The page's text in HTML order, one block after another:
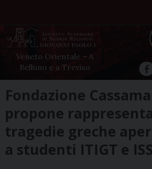
Veneto Orientale – A
Belluno e a Treviso
content
Fondazione
propone
tragedie greche
a studenti ITIGT e